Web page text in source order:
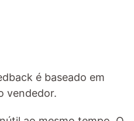
é baseado em
vendedor.